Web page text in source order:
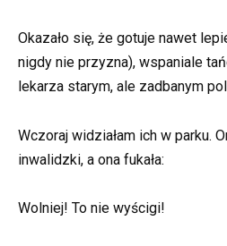
Okazało się, że gotuje nawet
nigdy nie przyzna), wspaniale
lekarza starym, ale zadbanym
Wczoraj widziałam ich w parku.
inwalidzki, a ona fukała:
Wolniej! To nie wyścigi!